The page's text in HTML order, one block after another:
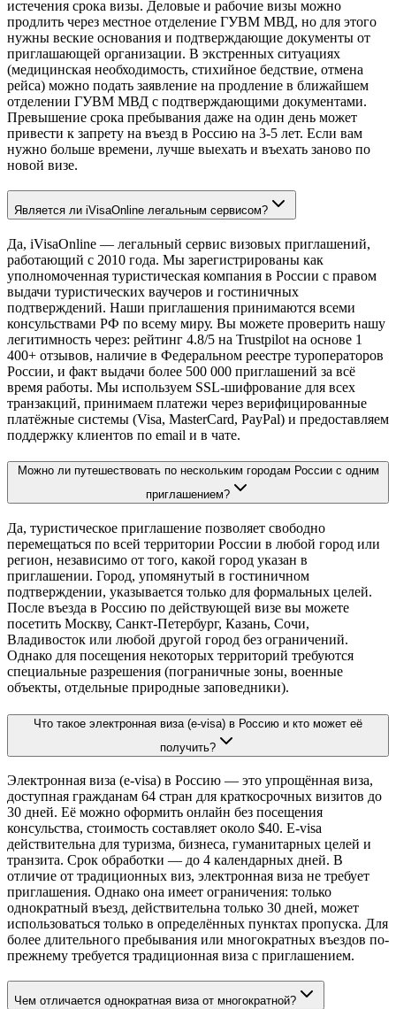
истечения срока визы. Деловые и рабочие визы можно
продлить через местное отделение ГУВМ МВД, но для этого
нужны веские основания и подтверждающие документы от
приглашающей организации. В экстренных ситуациях
(медицинская необходимость, стихийное бедствие, отмена
рейса) можно подать заявление на продление в ближайшем
отделении ГУВМ МВД с подтверждающими документами.
Превышение срока пребывания даже на один день может
привести к запрету на въезд в Россию на 3-5 лет. Если вам
нужно больше времени, лучше выехать и въехать заново по
новой визе.
Является ли iVisaOnline легальным сервисом?
Да, iVisaOnline — легальный сервис визовых приглашений,
работающий с 2010 года. Мы зарегистрированы как
уполномоченная туристическая компания в России с правом
выдачи туристических ваучеров и гостиничных
подтверждений. Наши приглашения принимаются всеми
консульствами РФ по всему миру. Вы можете проверить нашу
легитимность через: рейтинг 4.8/5 на Trustpilot на основе 1
400+ отзывов, наличие в Федеральном реестре туроператоров
России, и факт выдачи более 500 000 приглашений за всё
время работы. Мы используем SSL-шифрование для всех
транзакций, принимаем платежи через верифицированные
платёжные системы (Visa, MasterCard, PayPal) и предоставляем
поддержку клиентов по email и в чате.
Можно ли путешествовать по нескольким городам России с одним
приглашением?
Да, туристическое приглашение позволяет свободно
перемещаться по всей территории России в любой город или
регион, независимо от того, какой город указан в
приглашении. Город, упомянутый в гостиничном
подтверждении, указывается только для формальных целей.
После въезда в Россию по действующей визе вы можете
посетить Москву, Санкт-Петербург, Казань, Сочи,
Владивосток или любой другой город без ограничений.
Однако для посещения некоторых территорий требуются
специальные разрешения (пограничные зоны, военные
объекты, отдельные природные заповедники).
Что такое электронная виза (e-visa) в Россию и кто может её
получить?
Электронная виза (e-visa) в Россию — это упрощённая виза,
доступная гражданам 64 стран для краткосрочных визитов до
30 дней. Её можно оформить онлайн без посещения
консульства, стоимость составляет около $40. E-visa
действительна для туризма, бизнеса, гуманитарных целей и
транзита. Срок обработки — до 4 календарных дней. В
отличие от традиционных виз, электронная виза не требует
приглашения. Однако она имеет ограничения: только
однократный въезд, действительна только 30 дней, может
использоваться только в определённых пунктах пропуска. Для
более длительного пребывания или многократных въездов по-
прежнему требуется традиционная виза с приглашением.
Чем отличается однократная виза от многократной?